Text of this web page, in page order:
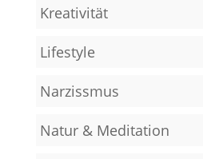
Kreativität
Lifestyle
Narzissmus
Natur & Meditation